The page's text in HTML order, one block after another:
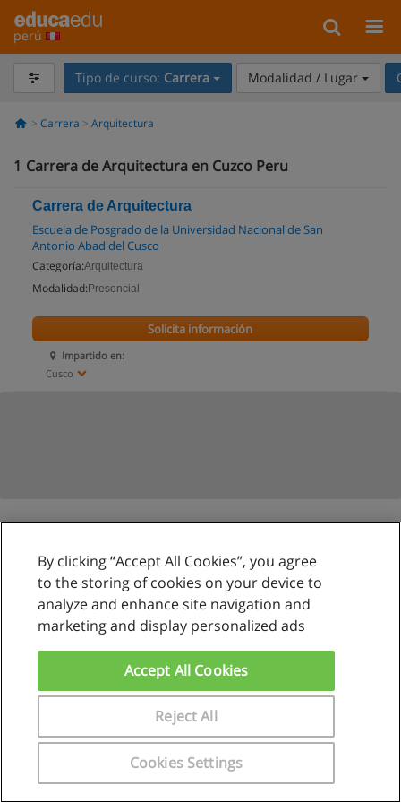
perú
Tipo de curso: Carrera Modalidad / Lugar
Carrera Arquitectura
1 Carrera de Arquitectura en Cuzco Peru
Carrera de Arquitectura
Escuela de Posgrado de la Universidad Nacional de San
Antonio Abad del Cusco
Categoría:Arquitectura
Modalidad: Presencial
Impartido en:
Cusco
Solicita información
Reglas de uso
Privacidad de datos
Contactar con Educaedu
Copyright © Educaedu Business S.L. - CIF : B-95610580: -
www.educaedu.com.pe
By clicking “Accept All Cookies”, you agree
to the storing of cookies on your device to
analyze and enhance site navigation and
marketing and display personalized ads
Cookies Settings
Reject All
Accept All Cookies